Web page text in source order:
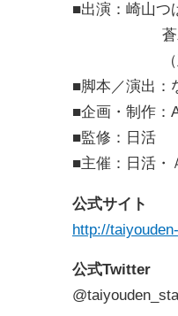
■出演：崎山つ
蒼木陣・磯
（五十
■脚本／演出：
■企画・制作：
■監修：日活
■主催：日活・
公式サイト
http://
公式Twitter